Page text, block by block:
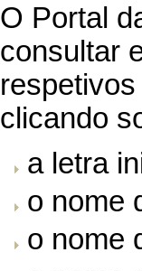
O Portal
consultar
clicando
a letra
o nome
o nome